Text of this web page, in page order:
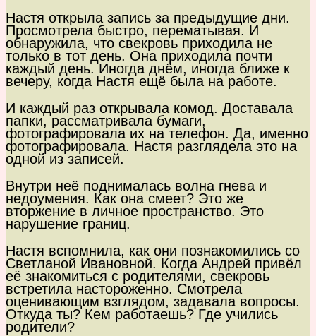
Настя открыла запись за предыдущие дни.
Просмотрела быстро, перематывая. И
обнаружила, что свекровь приходила не
только в тот день. Она приходила почти
каждый день. Иногда днём, иногда ближе к
вечеру, когда Настя ещё была на работе.
И каждый раз открывала комод. Доставала
папки, рассматривала бумаги,
фотографировала их на телефон. Да, именно
фотографировала. Настя разглядела это на
одной из записей.
Внутри неё поднималась волна гнева и
недоумения. Как она смеет? Это же
вторжение в личное пространство. Это
нарушение границ.
Настя вспомнила, как они познакомились со
Светланой Ивановной. Когда Андрей привёл
её знакомиться с родителями, свекровь
встретила настороженно. Смотрела
оценивающим взглядом, задавала вопросы.
Откуда ты? Кем работаешь? Где учились
родители?